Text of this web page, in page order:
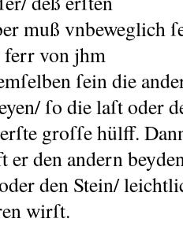
muß vnbeweglich
ferr von jhm
ſein die
ſo die laſt oder
groſſe hülff.
den andern
den Stein/
wirſt.